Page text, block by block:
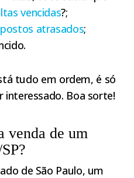
vencidas?;
atrasados;
tudo em ordem, é só
Boa sorte!
venda de um
de São Paulo, um